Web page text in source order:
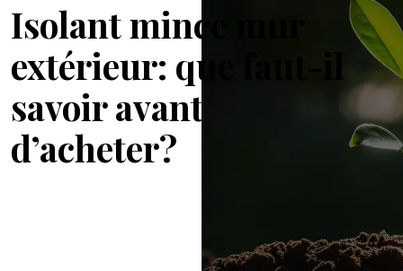
Isolant mince mur
extérieur: que faut-il
savoir avant
d’acheter?